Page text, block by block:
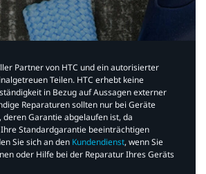
Partner von HTC und ein autorisierter
Teilen. HTC erhebt keine
in Bezug auf Aussagen externer
Reparaturen sollten nur bei Geräte
Garantie abgelaufen ist, da
Standardgarantie beeinträchtigen
Sie sich an den Kundendienst, wenn Sie
oder Hilfe bei der Reparatur Ihres Geräts